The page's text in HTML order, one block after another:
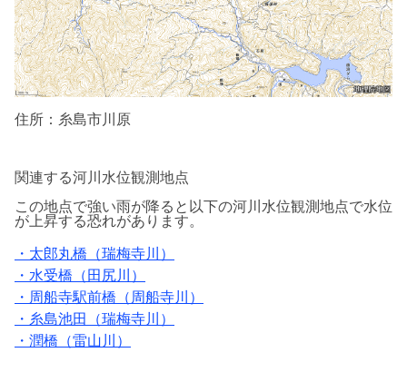
住所：糸島市川原
関連する河川水位観測地点
この地点で強い雨が降ると以下の河川水位観測地点で水位
が上昇する恐れがあります。
・太郎丸橋（瑞梅寺川）
・水受橋（田尻川）
・周船寺駅前橋（周船寺川）
・糸島池田（瑞梅寺川）
・潤橋（雷山川）